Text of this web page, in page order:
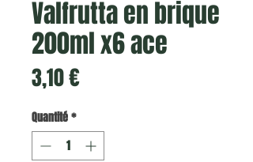
Valfrutta en brique
200ml x6 ace
3,10 €Prix
Quantité*